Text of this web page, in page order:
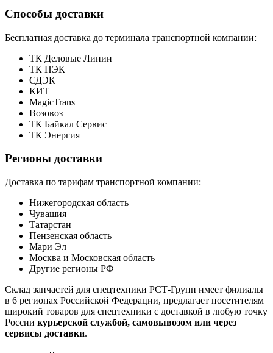
Способы доставки
Бесплатная доставка до терминала транспортной компании:
ТК Деловые Линии
ТК ПЭК
СДЭК
КИТ
MagicTrans
Возовоз
ТК Байкал Сервис
ТК Энергия
Регионы доставки
Доставка по тарифам транспортной компании:
Нижегородская область
Чувашия
Татарстан
Пензенская область
Мари Эл
Москва и Московская область
Другие регионы РФ
Склад запчастей для спецтехники РСТ-Групп имеет филиалы
в 6 регионах Российской Федерации, предлагает посетителям
широкий товаров для спецтехники с доставкой в любую точку
России курьерской службой, самовывозом или через
сервисы доставки.